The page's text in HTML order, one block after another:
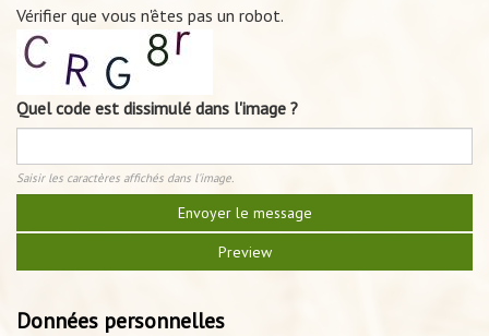
Vérifier que vous n'êtes pas un robot.
Quel code est dissimulé dans l'image ?
Saisir les caractères affichés dans l'image.
Données personnelles